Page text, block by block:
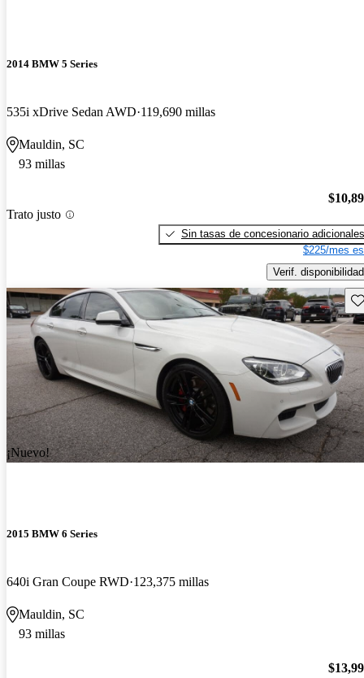
2014 BMW 5 Series
535i xDrive Sedan AWD 119,690 millas
Mauldin, SC
93 millas
Trato justo
Sin tasas de concesionario adicionales
$225/mes
Verif. disponibilidad
¡Nuevo!
2015 BMW 6 Series
640i Gran Coupe RWD 123,375 millas
Mauldin, SC
93 millas